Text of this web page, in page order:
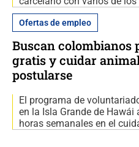
Ofertas de empleo
Buscan
gratis y cuidar
postularse
El programa de
en la Isla Grande de
horas semanales en el